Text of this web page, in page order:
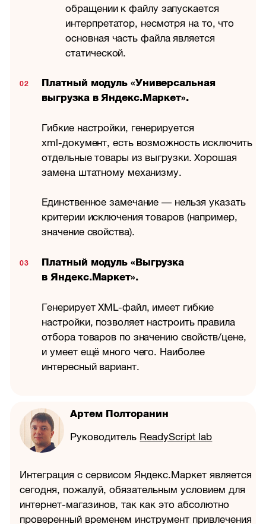
обращении к файлу запускается
интерпретатор, несмотря на то, что
основная часть файла является
статической.
Платный модуль «Универсальная
выгрузка в Яндекс.Маркет».
Гибкие настройки, генерируется
xml-документ, есть возможность исключить
отдельные товары из выгрузки. Хорошая
замена штатному механизму.
Единственное замечание — нельзя указать
критерии исключения товаров (например,
значение свойства).
Платный модуль «Выгрузка
в Яндекс.Маркет».
ГенерируетXML-файл, имеет гибкие
настройки, позволяет настроить правила
отбора товаров по значению свойств/цене,
и умеет ещё много чего. Наиболее
интересный вариант.
Артем Полторанин
Руководитель ReadyScript lab
Интеграция с сервисом Яндекс.Маркет является
сегодня, пожалуй, обязательным условием для
интернет-магазинов, так как это абсолютно
проверенный временем инструмент привлечения